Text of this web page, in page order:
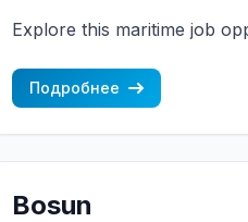
Explore this maritime job
Подробнее
Bosun